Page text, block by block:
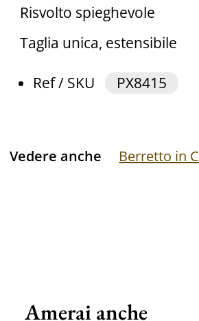
Risvolto spieghevole
Taglia unica, estensibile
Ref / SKU PX8415
Vedere anche Berretto in
Amerai anche